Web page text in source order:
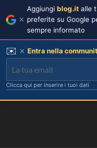
Aggiungi blog.it alle
preferite su Google
sempre informato
✉️ Entra nella
Clicca qui per inserire i tuoi dati